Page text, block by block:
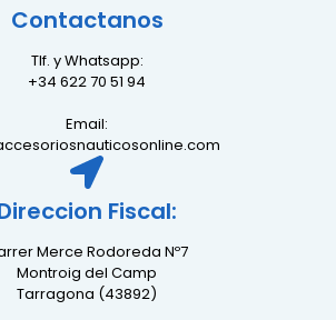
Contactanos
Tlf. y Whatsapp:
+34 622 70 51 94
Email:
Fiscal:
Merce Rodoreda Nº7
Montroig del Camp
Tarragona (43892)